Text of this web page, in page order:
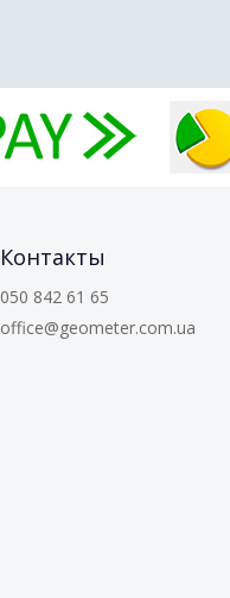
Контакты
050 842 61 65
office@geometer.com.ua